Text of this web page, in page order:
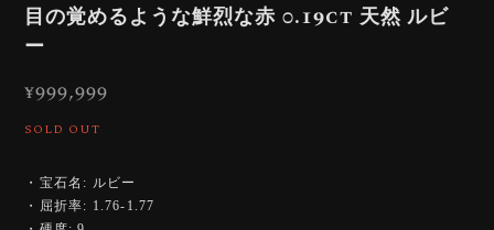
目の覚めるような鮮烈な赤 0.19ct 天然 ルビ
ー
¥999,999
SOLD OUT
・宝石名: ルビー
・屈折率: 1.76-1.77